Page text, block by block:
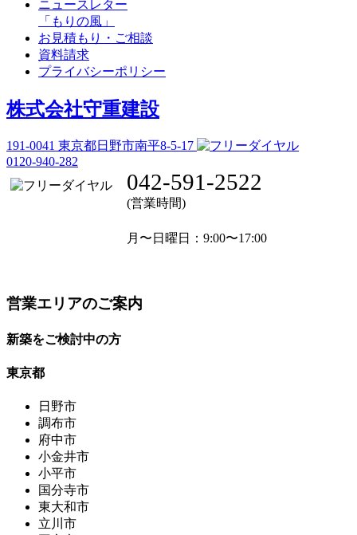
ニュースレター
「もりの風」
お見積もり・ご相談
資料請求
プライバシーポリシー
株式会社守重建設
191-0041 東京都日野市南平8-5-17
0120-940-282
042-591-2522
(営業時間)
月〜日曜日 ：9:00〜17:00
営業エリアのご案内
新築をご検討中の方
東京都
日野市
調布市
府中市
小金井市
小平市
国分寺市
東大和市
立川市